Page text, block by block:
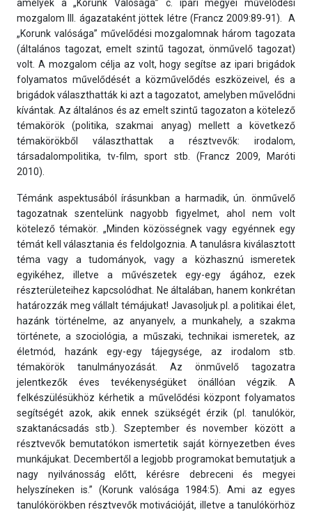
amelyek a „Korunk Valósága” c. ipari megyei művelődési
mozgalom III. ágazataként jöttek létre (Francz 2009:89-91). A
„Korunk valósága” művelődési mozgalomnak három tagozata
(általános tagozat, emelt szintű tagozat, önművelő tagozat)
volt. A mozgalom célja az volt, hogy segítse az ipari brigádok
folyamatos művelődését a közművelődés eszközeivel, és a
brigádok választhatták ki azt a tagozatot, amelyben művelődni
kívántak. Az általános és az emelt szintű tagozaton a kötelező
témakörök (politika, szakmai anyag) mellett a következő
témakörökből választhattak a résztvevők: irodalom,
társadalompolitika, tv-film, sport stb. (Francz 2009, Maróti
2010).
Témánk aspektusából írásunkban a harmadik, ún. önművelő
tagozatnak szentelünk nagyobb figyelmet, ahol nem volt
kötelező témakör. „Minden közösségnek vagy egyénnek egy
témát kell választania és feldolgoznia. A tanulásra kiválasztott
téma vagy a tudományok, vagy a közhasznú ismeretek
egyikéhez, illetve a művészetek egy-egy ágához, ezek
részterületeihez kapcsolódhat. Ne általában, hanem konkrétan
határozzák meg vállalt témájukat! Javasoljuk pl. a politikai élet,
hazánk történelme, az anyanyelv, a munkahely, a szakma
története, a szociológia, a műszaki, technikai ismeretek, az
életmód, hazánk egy-egy tájegysége, az irodalom stb.
témakörök tanulmányozását. Az önművelő tagozatra
jelentkezők éves tevékenységüket önállóan végzik. A
felkészülésükhöz kérhetik a művelődési központ folyamatos
segítségét azok, akik ennek szükségét érzik (pl. tanulókör,
szaktanácsadás stb.). Szeptember és november között a
résztvevők bemutatókon ismertetik saját környezetben éves
munkájukat. Decembertől a legjobb programokat bemutatjuk a
nagy nyilvánosság előtt, kérésre debreceni és megyei
helyszíneken is.” (Korunk valósága 1984:5). Ami az egyes
tanulókörökben résztvevők motivációját, illetve a tanulókörhöz